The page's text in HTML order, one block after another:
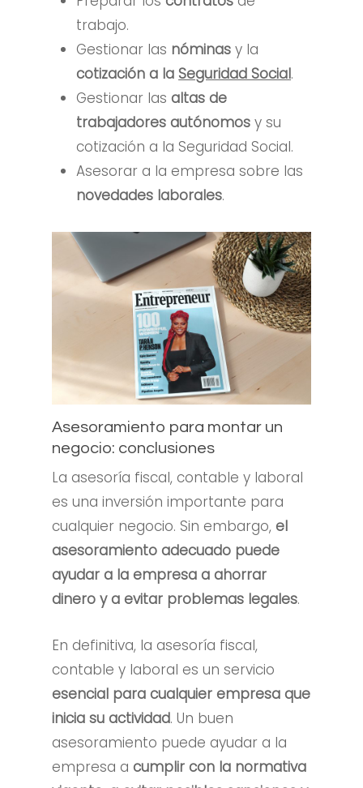
trabajo.
Gestionar las nóminas y la
cotización a la Seguridad Social.
Gestionar lasaltas de
trabajadores autónomos y su
cotización a la Seguridad Social.
Asesorar a la empresa sobre las
novedades laborales.
Asesoramiento para montar un
negocio: conclusiones
La asesoría fiscal, contable y laboral
es una inversión importante para
cualquier negocio. Sin embargo,el
asesoramiento adecuado puede
ayudar a la empresa a ahorrar
dinero y a evitar problemas legales.
En definitiva, la asesoría fiscal,
contable y laboral es un servicio
esencial para cualquier empresa que
inicia su actividad. Un buen
asesoramiento puede ayudar a la
empresa acumplir con la normativa